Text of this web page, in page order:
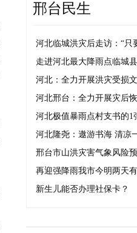
邢台民生
河北临城洪灾后走访：“只
走进河北最大降雨点临城
河北：全力开展洪灾受损
河北邢台：全力开展灾后
河北极值暴雨点村支书的1
河北隆尧：遨游书海 清凉
邢台市山洪灾害气象风险
再迎强降雨我市今明两天
新生儿能否办理社保卡？